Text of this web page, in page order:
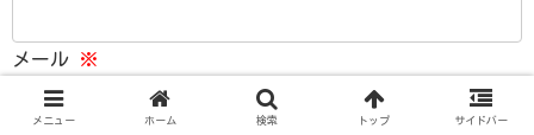
メール ※
メニュー ホーム 検索 トップ サイドバー